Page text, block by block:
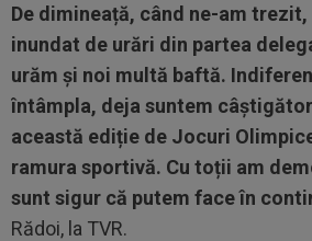
De dimineață, când ne-am
inundat de urări din partea
urăm și noi multă baftă.
întâmpla, deja suntem
această ediție de Jocuri
ramura sportivă. Cu toții am
sunt sigur că putem face în
Rădoi, la TVR.